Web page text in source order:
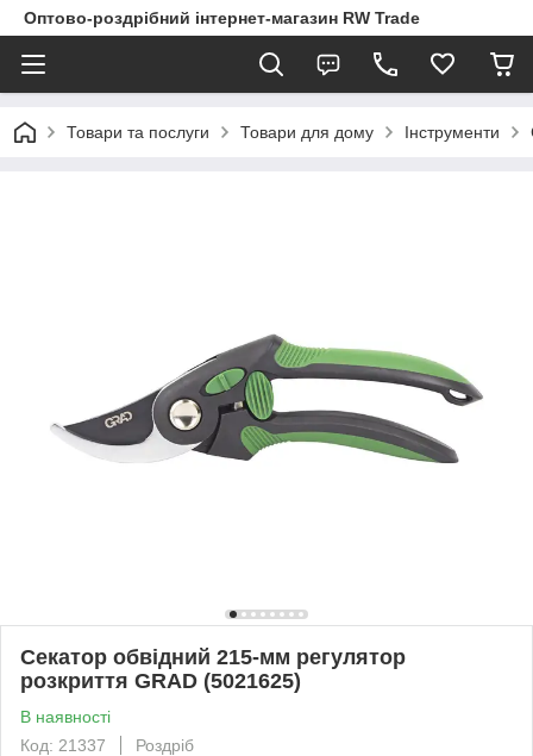
Оптово-роздрібний інтернет-магазин RW Trade
Товари та послуги Товари для дому Інструменти
Секатор обвідний 215-мм регулятор
розкриття GRAD (5021625)
В наявності
Код: 21337
Роздріб